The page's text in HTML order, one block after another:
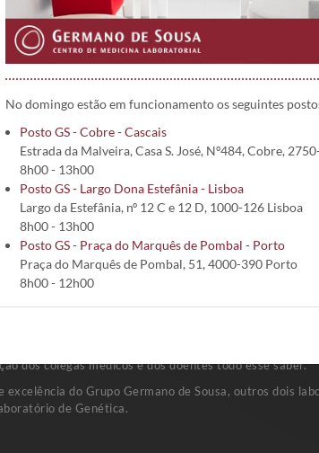
vasta rede de Laboratórios de Patologia Clínica. A
dos colegas médicos e dos doentes todo esse saber.
do Grupo Germano de Sousa, outros dois
de Genética.
No domingo estão em funcionamento os seguintes
Posto GS - Cobre - Cascais
Estrada da Malveira, Casa S. José, Nº484, Cobre,
8h00 - 13h00
Posto GS - Largo Dona Estefânia - Lisboa
Largo da Estefânia, nº 12 C e 12 D, 1000-126 Lisboa
8h00 - 13h00
Posto GS - Praça do Marquês de Pombal - Porto
Praça do Marquês de Pombal, 51, 4000-390 Porto
8h00 - 12h00